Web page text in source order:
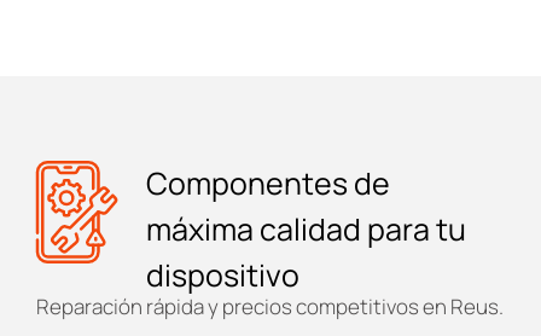
Componentes de
máxima calidad para tu
dispositivo
Reparación rápida y precios competitivos en Reus.